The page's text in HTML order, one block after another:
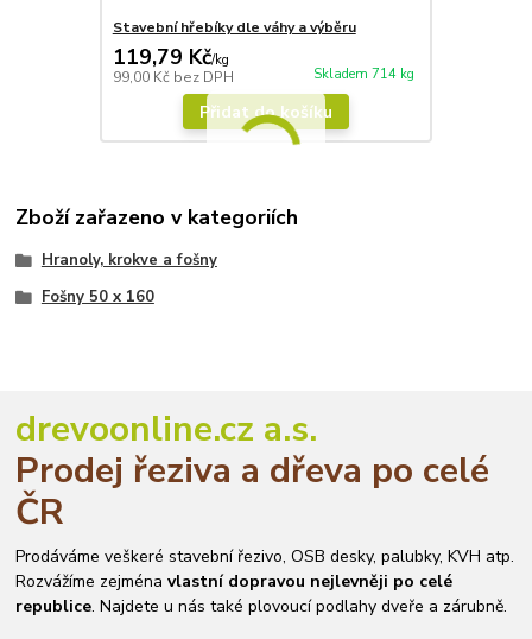
Stavební hřebíky dle váhy a výběru
119,79 Kč/kg
99,00 Kč bez DPH Skladem 714 kg
Přidat do košíku
Zboží zařazeno v kategoriích
Hranoly, krokve a fošny
Fošny 50 x 160
drevoonline.cz a.s.
Prodej řeziva a dřeva po celé
ČR
Prodáváme veškeré stavební řezivo, OSB desky, palubky, KVH atp.
Rozvážíme zejménavlastní dopravou nejlevněji po celé
republice. Najdete u nás také plovoucí podlahy dveře a zárubně.